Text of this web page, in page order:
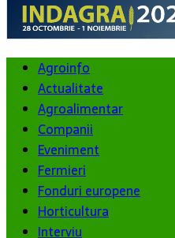
Agroinfo
Actualitate
Agroalimentar
Companii
Eveniment
Fermieri
Fonduri europene
Horticultura
Interviu